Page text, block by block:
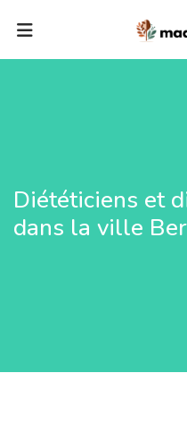
Diététiciens et
dans la ville